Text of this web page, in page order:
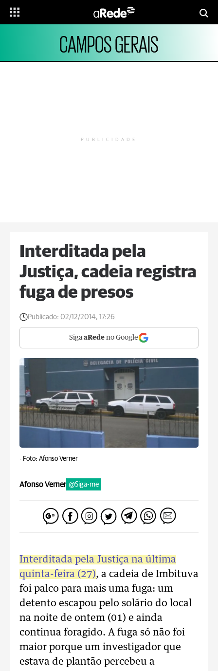
CAMPOS GERAIS
PUBLICIDADE
Interditada pela
Justiça, cadeia registra
fuga de presos
Publicado: 02/12/2014, 17:26
Siga aRede no Google
- Foto: Afonso Verner
Afonso Verner @Siga-me
Interditada pela Justiça na última
quinta-feira (27), a cadeia de Imbituva
foi palco para mais uma fuga: um
detento escapou pelo solário do local
na noite de ontem (01) e ainda
continua foragido. A fuga só não foi
maior porque um investigador que
estava de plantão percebeu a